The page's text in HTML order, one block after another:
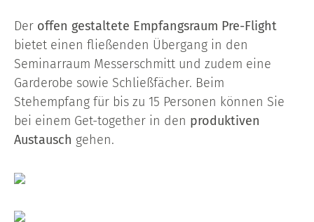
Der offen gestaltete Empfangsraum Pre-Flight
bietet einen fließenden Übergang in den
Seminarraum Messerschmitt und zudem eine
Garderobe sowie Schließfächer. Beim
Stehempfang für bis zu 15 Personen können Sie
bei einem Get-together in den produktiven
Austausch gehen.